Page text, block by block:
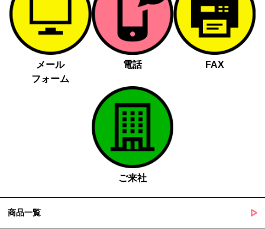
無く第三者に提供することはありません。
法令に基づく場合
人の生命、身体又は財産の保護にために必要がある場合であっ
て、本人の同意を得る事が困難であるとき
公衆衛生の向上又は児童の健全な育成の推進のために特に必要
がある場合であって、本人の同意を得る事が困難であるとき
国の機関若しくは地方公共団体又はその委託を受けた者が法令
の定める事務を遂行することに対して協力する必要がある場合
であって、本人の同意を得ることによって当該事務の遂行に支
障を及ぼすおそれがあるとき
当社は個人情報の取扱業務の全部または一部を外部に業務委託する
メール
フォーム
電話 FAX
ご来社
商品一覧